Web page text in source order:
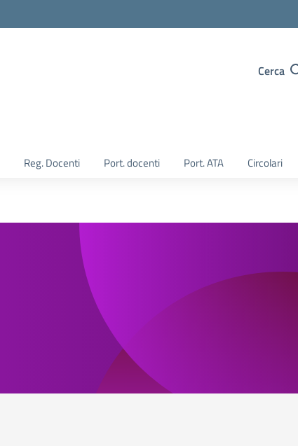
Cerca
Reg. Docenti Port. docenti Port. ATA Circolari